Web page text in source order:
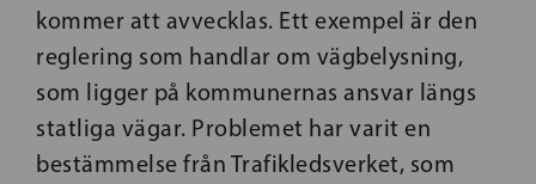
kommer att avvecklas. Ett exempel är den
reglering som handlar om vägbelysning,
som ligger på kommunernas ansvar längs
statliga vägar. Problemet har varit en
bestämmelse från Trafikledsverket, som